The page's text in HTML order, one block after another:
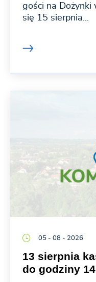
gości na Dożynki
się 15 sierpnia...
05 - 08 - 2026
13 sierpnia
do godziny